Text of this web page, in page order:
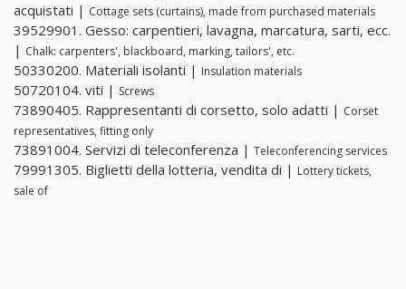
acquistati | Cottage sets (curtains), made from purchased materials
39529901. Gesso: carpentieri, lavagna, marcatura, sarti, ecc.
| Chalk: carpenters', blackboard, marking, tailors', etc.
50330200. Materiali isolanti | Insulation materials
50720104. viti | Screws
73890405. Rappresentanti di corsetto, solo adatti | Corset
representatives, fitting only
73891004. Servizi di teleconferenza | Teleconferencing services
79991305. Biglietti della lotteria, vendita di | Lottery tickets,
sale of